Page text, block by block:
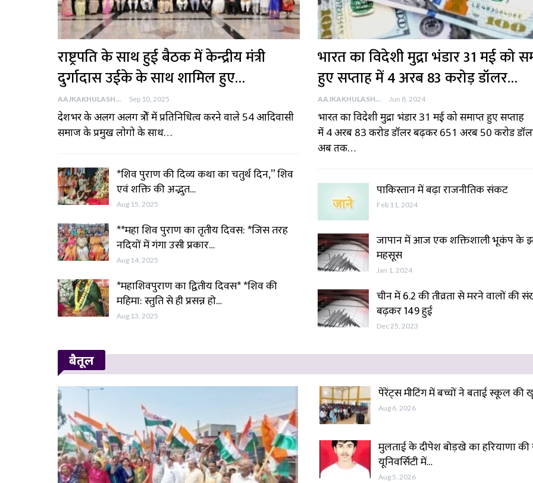
राष्ट्रपति के साथ हुई बैठक में केन्द्रीय मंत्री
दुर्गादास उईके के साथ शामिल हुए…
AAJKAKHULASHA Sep 10, 2025
देशभर के अलग अलग क्षेत्रों में प्रतिनिधित्व करने वाले 54 आदिवासी
समाज के प्रमुख लोगो के साथ…
*शिव पुराण की दिव्य कथा का चतुर्थ दिन,” शिव
एवं शक्ति की अद्भुत…
Aug 15, 2025
**महा शिव पुराण का तृतीय दिवस: *जिस तरह
नदियों में गंगा उसी प्रकार…
Aug 14, 2025
*महाशिवपुराण का द्वितीय दिवस* *शिव की
महिमा: स्तुति से ही प्रसन्न हो…
Aug 13, 2025
भारत का विदेशी मुद्रा भंडार 31 मई को
हुए सप्ताह में 4 अरब 83 करोड़ डॉलर…
AAJKAKHULASHA Jun 8, 2024
भारत का विदेशी मुद्रा भंडार 31 मई को समाप्त हुए सप्ताह
में 4 अरब 83 करोड डॉलर बढ़कर 651 अरब 50 करोड
अब तक…
पाकिस्तान में बढ़ा राजनीतिक संकट
Feb 11, 2024
जापान में आज एक शक्तिशाली भूकंप के
महसूस
Jan 1, 2024
चीन में 6.2 की तीव्रता से मरने वालों की
बढ़कर 149 हुई
Dec 25, 2023
बैतूल
पेरेंट्स मीटिंग में बच्चों ने बताई स्कूल की
Aug 6, 2026
मुलताई के दीपेश बोड़खे का हरियाणा की
यूनिवर्सिटी में…
Aug 5, 2026